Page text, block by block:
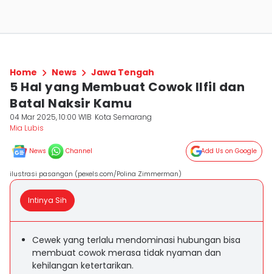
Home News Jawa Tengah
5 Hal yang Membuat Cowok Ilfil dan
Batal Naksir Kamu
04 Mar 2025, 10:00 WIB Kota Semarang
Mia Lubis
News Channel Add Us on Google
ilustrasi pasangan (pexels.com/Polina Zimmerman)
Intinya Sih
Cewek yang terlalu mendominasi hubungan bisa
membuat cowok merasa tidak nyaman dan
kehilangan ketertarikan.